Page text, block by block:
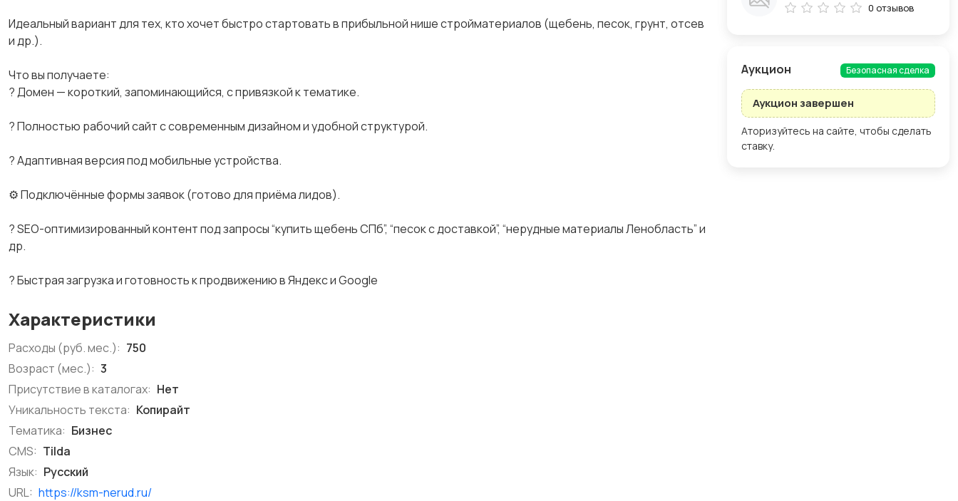
Идеальный вариант для тех, кто хочет быстро стартовать в прибыльной нише стройматериалов (щебень, песок, грунт, отсев
и др.).
Что вы получаете:
? Домен — короткий, запоминающийся, с привязкой к тематике.
? Полностью рабочий сайт с современным дизайном и удобной структурой.
? Адаптивная версия под мобильные устройства.
⚙ Подключённые формы заявок (готово для приёма лидов).
? SEO-оптимизированный контент под запросы “купить щебень СПб”, “песок с доставкой”, “нерудные материалы Ленобласть” и
др.
? Быстрая загрузка и готовность к продвижению в Яндекс и Google
Характеристики
Расходы (руб. мес.): 750
Возраст (мес.): 3
Присутствие в каталогах: Нет
Уникальность текста: Копирайт
Тематика: Бизнес
CMS: Tilda
Язык: Русский
URL: https://ksm-nerud.ru/
0 отзывов
Aукцион Безопасная сделка
Аукцион завершен
Аторизуйтесь на сайте, чтобы сделать
ставку.